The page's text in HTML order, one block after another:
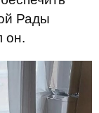
Рады
он.